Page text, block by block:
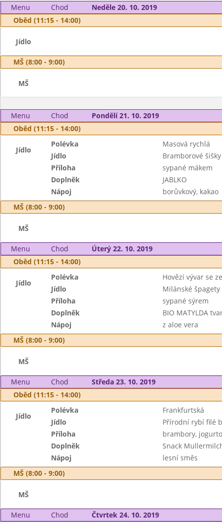
Menu Chod
Neděle 20. 10. 2019
Oběd (11:15 - 14:00)
Jídlo
MŠ (8:00 - 9:00)
MŠ
Menu Chod
Pondělí 21. 10. 2019
Oběd (11:15 - 14:00)
Jídlo
Polévka
Masová rychlá
Jídlo
Bramborové
Příloha
sypané mákem
Doplněk
JABLKO
Nápoj
borůvkový, kakao
MŠ (8:00 - 9:00)
MŠ
Menu Chod
Úterý 22. 10. 2019
Oběd (11:15 - 14:00)
Jídlo
Polévka
Hovězí vývar se
Jídlo
Milánské
Příloha
sypané sýrem
Doplněk
BIO MATYLDA
Nápoj
z aloe vera
MŠ (8:00 - 9:00)
MŠ
Menu Chod
Středa 23. 10. 2019
Oběd (11:15 - 14:00)
Jídlo
Polévka
Frankfurtská
Jídlo
Přírodní rybí filé
Příloha
brambory,
Doplněk
Snack
Nápoj
lesní směs
MŠ (8:00 - 9:00)
MŠ
Menu Chod
Čtvrtek 24. 10. 2019